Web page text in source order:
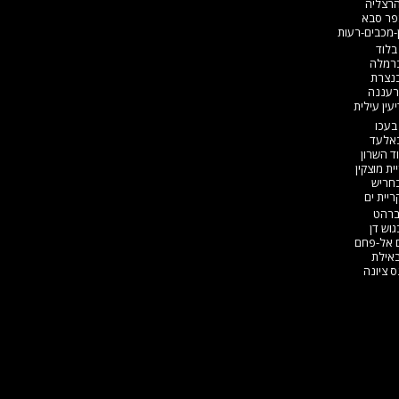
סבא
מכבים-רעות
עילית
השרון
מוצקין
ים​
דן
אל-פחם
ציונה